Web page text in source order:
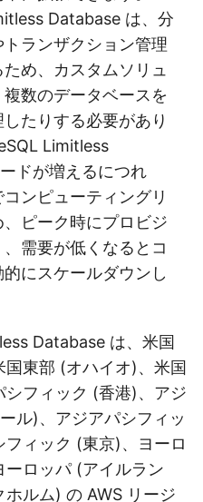
Database は、分
ランザクション管理
め、カスタムソリュ
数のデータベースを
たりする必要があり
Limitless
ドが増えるにつれ
ンピューティングリ
ピーク時にプロビジ
需要が低くなるとコ
にスケールダウンし
Database は、米国
東部 (オハイオ)、米国
フィック (香港)、アジ
ル)、アジアパシフィッ
ィック (東京)、ヨーロ
ロッパ (アイルラン
ルム) の AWS リージ